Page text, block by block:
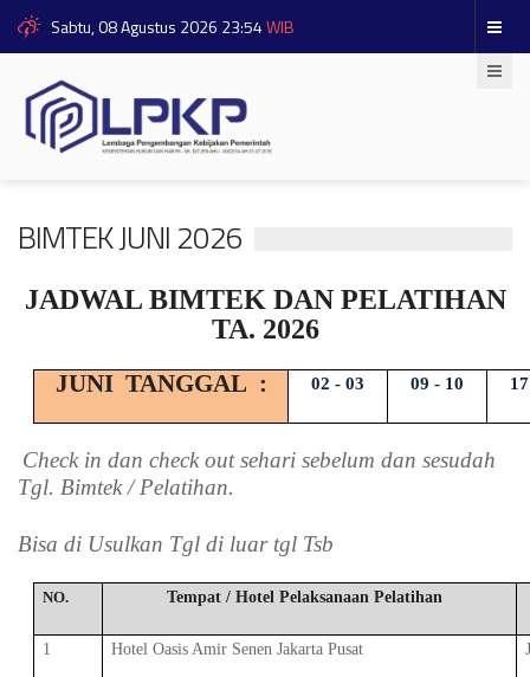
Sabtu, 08 Agustus 2026 23:54WIB
BIMTEK JUNI 2026
JADWAL BIMTEK DAN PELATIHAN
TA. 2026
JUNI TANGGAL : 02 - 03 09 - 10
Check in dan check out sehari sebelum dan sesudah
Tgl. Bimtek / Pelatihan.
Bisa di Usulkan Tgl di luar tgl Tsb
NO. Tempat / Hotel Pelaksanaan Pelatihan
1 Hotel Oasis Amir Senen Jakarta Pusat